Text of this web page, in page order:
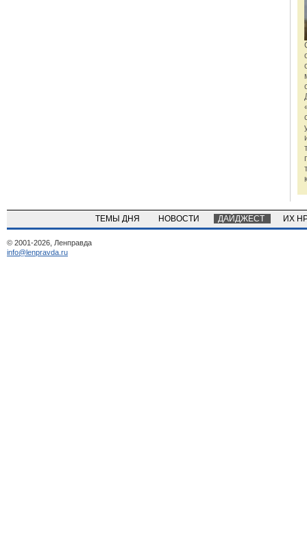
ТЕМЫ ДНЯ НОВОСТИ ДАЙДЖЕСТ ИХ
© 2001-2026, Ленправда
info@lenpravda.ru